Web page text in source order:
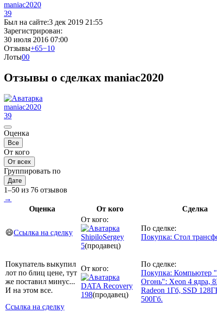
maniac2020
39
Был на сайте:3 дек 2019 21:55
Зарегистрирован:
30 июля 2016 07:00
Отзывы+65−10
Лоты00
Отзывы о сделках maniac2020
maniac2020
39
Оценка
Все
От кого
От всех
Группировать по
Дате
1–50 из 76 отзывов
→
Оценка
От кого Сделка
😄Ссылка на сделку
От кого:
ShipiloSergey
5(продавец)
По сделке:
Покупка: Стол
Покупатель выкупил
лот по блиц цене, тут
же поставил минус...
И на этом все.
Ссылка на сделку
От кого:
DATA Recovery
198(продавец)
По сделке:
Покупка: Компьютер
Огонь": Xeon 4 ядра,
Radeon 1Гб, SSD
500Гб.